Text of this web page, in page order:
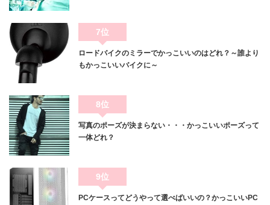
7位
ロードバイクのミラーでかっこいいのはどれ？～誰より
もかっこいいバイクに～
8位
写真のポーズが決まらない・・・かっこいいポーズって
一体どれ？
9位
PCケースってどうやって選べばいいの？かっこいいPC